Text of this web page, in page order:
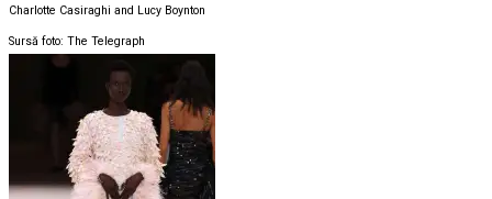
Charlotte Casiraghi and Lucy Boynton
Sursă foto: The Telegraph